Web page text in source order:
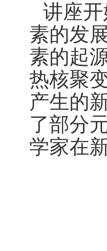
讲座
素的发
素的起
热核聚
产生的
了部分
学家在